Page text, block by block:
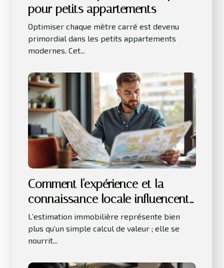
pour petits appartements
Optimiser chaque mètre carré est devenu
primordial dans les petits appartements
modernes. Cet...
Comment l'expérience et la
connaissance locale influencent-
elles l'estimation immobilière ?
L’estimation immobilière représente bien
plus qu’un simple calcul de valeur ; elle se
nourrit...